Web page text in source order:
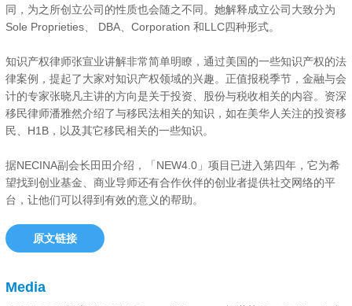
同，为之所创立公司的性质也会随之不同。她解释成立公司大致分为
Sole Proprieties、 DBA、Corporation 和LLC四种形式。
知识产权律师张宣业讲解非常简单明瞭，通过美国的一些知识产权的法
律案例，提起了大家对知识产权领域的兴趣。正值报税季节，金融与会
计的专家张晓凡主讲的方向是关于投资、股份与税收相关的内容。资深
移民律师潘雅然介绍了与移民法相关的知识，如在美华人关注的投资移
民、H1B，以及其它移民相关的一些知识。
据NECINA副会长田田介绍，「NEW4.0」项目已进入第四年，它为希
望找到创业基金、商业导师还有合作伙伴的创业者提供社交网络的平
台，让他们可以得到有效的意义的帮助。
原文链接
Media